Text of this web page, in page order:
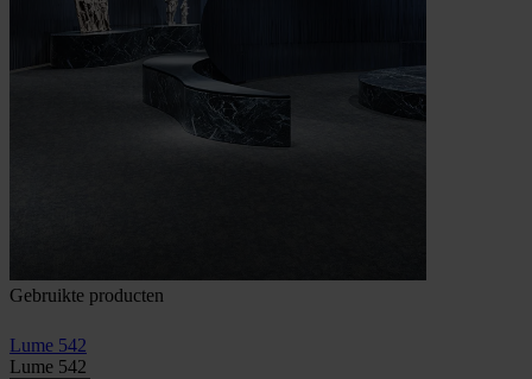
Gebruikte producten
Lume 542
Lume 542